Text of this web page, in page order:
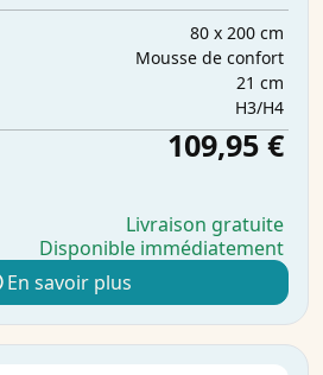
80 x 200 cm
Mousse de confort
21 cm
H3/H4
109,95 €
Livraison gratuite
Disponible immédiatement
En savoir plus